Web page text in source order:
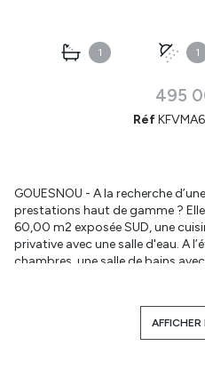
1 1
495
Réf
GOUESNOU - A la recherche
prestations haut de gamme ?
60,00 m2 exposée SUD, une
privative avec une salle d'eau. A
chambres, une salle de bains
au sol sur les deux niveaux par
DPE : A - A visiter rapidement-
AFFICHER